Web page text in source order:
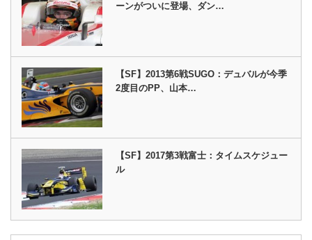
ーンがついに登場、ダン…
【SF】2013第6戦SUGO：デュバルが今季
2度目のPP、山本…
【SF】2017第3戦富士：タイムスケジュー
ル